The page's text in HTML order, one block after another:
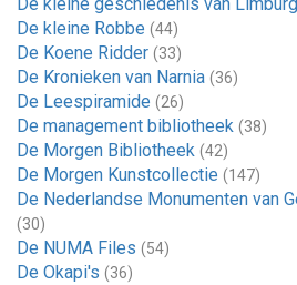
De kleine Robbe (44)
De Koene Ridder (33)
De Kronieken van Narnia (36)
De Leespiramide (26)
De management bibliotheek (38)
De Morgen Bibliotheek (42)
De Morgen Kunstcollectie (147)
De Nederlandse Monumenten van
(30)
De NUMA Files (54)
De Okapi's (36)